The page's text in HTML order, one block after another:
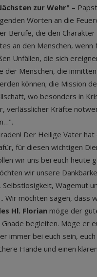
zur Wehr" –
Worten an die
Berufe, die den Charakter
an den Menschen,
Unfällen, die sich
der Menschen, die
können; die Mission
wo besonders in
verlässlicher Kräfte
Der Heilige Vater
für diesen wichtigen
wir uns bei euch heute
wir unsere
Selbstlosigkeit, Wagemut
Wir möchten sagen, dass
Hl. Florian möge der
begleiten. Möge er
immer bei euch sein,
Hände und einen